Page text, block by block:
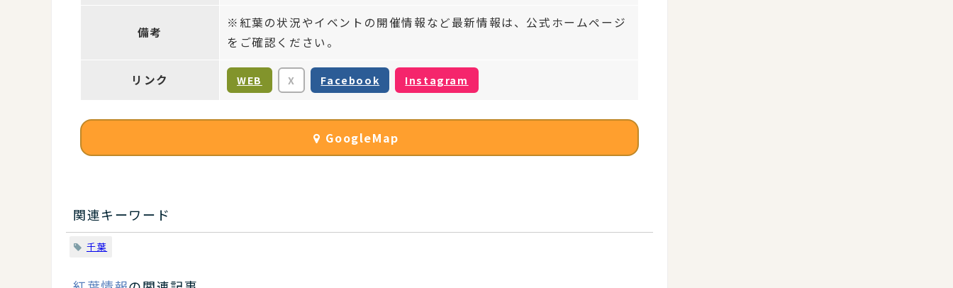
備考
※紅葉の状況やイベントの開催情報など最新情報は、公式ホームページ
をご確認ください。
リンク WEB X Facebook Instagram
GoogleMap
関連キーワード
千葉